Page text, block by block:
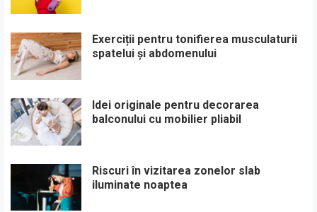
Exerciții pentru tonifierea musculaturii
spatelui și abdomenului
Idei originale pentru decorarea
balconului cu mobilier pliabil
Riscuri în vizitarea zonelor slab
iluminate noaptea